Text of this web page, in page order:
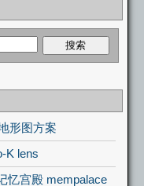
形图方案
K lens
忆宫殿 mempalace